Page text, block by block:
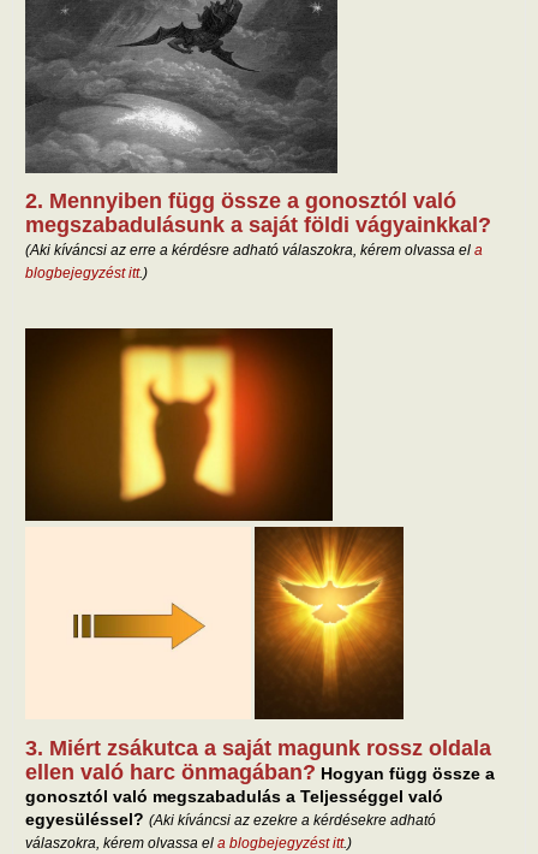
2. Mennyiben függ össze a gonosztól való
megszabadulásunk a saját földi vágyainkkal?
(Aki kíváncsi az erre a kérdésre adható válaszokra, kérem olvassa el a
blogbejegyzést itt.)
3. Miért zsákutca a saját magunk rossz oldala
ellen való harc önmagában? Hogyan függ össze a
gonosztól való megszabadulás a Teljességgel való
egyesüléssel? (Aki kíváncsi az ezekre a kérdésekre adható
válaszokra, kérem olvassa el a blogbejegyzést itt.)